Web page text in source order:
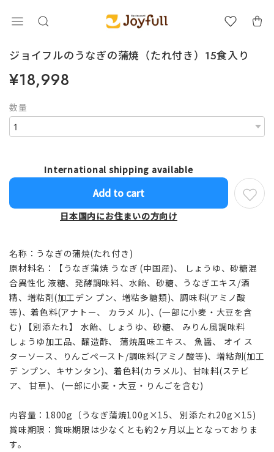
ジョイフルのうなぎの蒲焼（たれ付き）15食入り
¥18,998
数量
International shipping available
Add to cart
日本国内にお住まいの方向け
名称：うなぎの蒲焼(たれ付き)
原材料名：【うなぎ蒲焼 うなぎ (中国産)、 しょうゆ、砂糖混
合異性化 液糖、発酵調味料、水飴、砂糖、うなぎエキス/酒
精、増粘剤(加工デン プン、増粘多糖類)、調味料(アミノ酸
等)、着色料(アナトー、 カラメ ル)、(一部に小麦・大豆を含
む) 【別添たれ】 水飴、しょうゆ、砂糖、 みりん風調味料
しょうゆ加工品、醸造酢、 蒲焼風味エキス、 魚醤、 オイ ス
ターソース、りんごペースト/調味料(アミノ酸等)、増粘剤(加工
デ ンプン、キサンタン)、着色料(カラメル)、甘味料(ステビ
ア、 甘草)、 (一部に小麦・大豆・りんごを含む)
内容量：1800g〔うなぎ蒲焼100g×15、 別添たれ20g×15)
賞味期限：賞味期限は少なくとも約2ヶ月以上となっておりま
す。